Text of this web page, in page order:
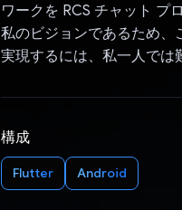
ワークを RCS チャット プ
私のビジョンであるため、
実現するには、私一人では
構成
Flutter Android